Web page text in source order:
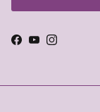
Facebook
YouTube
Instagram